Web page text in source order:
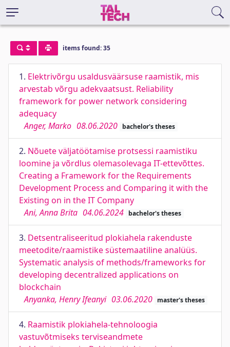
items found: 35
1. Elektrivõrgu usaldusväärsuse raamistik, mis
arvestab võrgu adekvaatsust. Reliability
framework for power network considering
adequacy
Anger, Marko 08.06.2020 bachelor's theses
2. Nõuete väljatöötamise protsessi raamistiku
loomine ja võrdlus olemasolevaga IT-ettevõttes.
Creating a Framework for the Requirements
Development Process and Comparing it with the
Existing on in the IT Company
Ani, Anna Brita 04.06.2024 bachelor's theses
3. Detsentraliseeritud plokiahela rakenduste
meetodite/raamistike süstemaatiline analüüs.
Systematic analysis of methods/frameworks for
developing decentralized applications on
blockchain
Anyanka, Henry Ifeanyi 03.06.2020 master's theses
4. Raamistik plokiahela-tehnoloogia
vastuvõtmiseks terviseandmete